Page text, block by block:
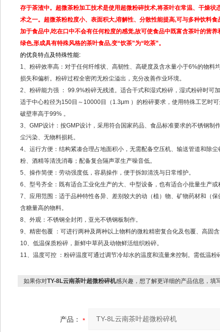
存于茶渣中。超微茶粉加工技术是使用超微粉碎技术,将茶叶在常温、干燥
术之一。超微茶粉粒度小、表面积大,溶解性、分散性能提高,可与多种饮
加于食品中,吃在口中不会有任何粒度的感觉,故可使食品中既富含茶叶的营
绿色,形成具有特殊风格的茶叶食品,变“饮茶”为“吃茶”。
的优良特点及特殊性能:
1、粉碎效率高：对于任何纤维状、高韧性、高硬度及含水量小于6%的物
损失和偏析。粉碎过程全密闭无粉尘溢出，充分改善作业环境。
2、粉碎能力强 ： 99.9%粉碎无残渣。适合干式和湿式粉碎，湿式粉碎时可
适于中心粒径为150目～10000目（1.3μm ）的粉碎要求，使用特殊工艺时
破壁率高于99% 。
3、GMP设计：按GMP设计，采用符合国家药品、食品标准要求的不锈钢
尘污染、无物料损耗。
4、运行方便：结构紧凑合理占地面积小，无需配备空压机、输送管道和除
粉、酒精等清洗消毒；配备复合隔声罩生产噪音低。
5、操作简便：劳动强度低，容易操作，便于拆卸清洗与日常维护。
6、型号齐全：既有适合工业化生产的大、中型设备，也有适合小批量生产
7、应用范围：适于品种特性各异、差别较大的动（植）物、矿物药材和（
含糖量高的物料。
8、外观：不锈钢全封闭，亚光不锈钢板制作。
9、精密包覆 ：可进行两种及两种以上物料的微粒精密复合化及包覆、高固
10、低温保质粉碎，新鲜中草药及动物鲜活组织粉碎。
11、温度可控 ：粉碎温度可通过调节冷却水的温度和流量来控制。需低温
如果你对TY-8L云南茶叶超微粉碎机感兴趣，想了解更详细的产品信息，填
产品：